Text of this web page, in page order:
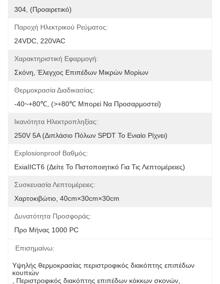
304, (προαιρετικό)
Παροχή Ηλεκτρικού Ρεύματος:
24VDC, 220VAC
Χαρακτηριστική Εφαρμογή:
Σκόνη, Έλεγχος Επιπέδων Μικρών Μορίων
Θερμοκρασία Διαδικασίας:
-40~+80℃, (>+80℃ Μπορεί Να Προσαρμοστεί)
Ικανότητα Ηλεκτροπληξίας:
250V 5A (διπλάσιο Πόλων SPDT Το Ενιαίο Ρίχνει)
Explosionproof Βαθμός:
ExiaIICT6 (δείτε Το Πιστοποιητικό Για Τις Λεπτομέρειες)
Συσκευασία Λεπτομέρειες:
Χαρτοκιβώτιο, 40cm×30cm×30cm
Δυνατότητα Προσφοράς:
Προ Μήνας 1000 PC
Επισημαίνω:
Υψηλής θερμοκρασίας περιστροφικός διακόπτης επιπέδων
κουπιών
Περιστροφικός διακόπτης επιπέδων κόκκων σκονών